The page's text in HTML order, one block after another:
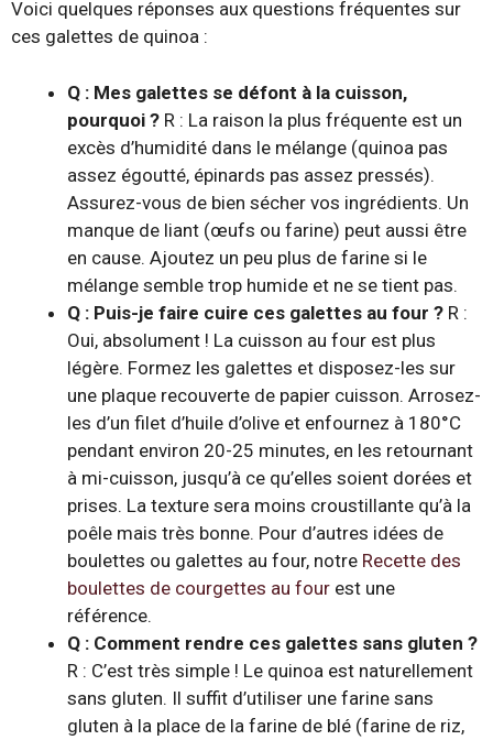
Voici quelques réponses aux questions fréquentes sur
ces galettes de quinoa :
Q : Mes galettes se défont à la cuisson,
pourquoi ? R : La raison la plus fréquente est un
excès d’humidité dans le mélange (quinoa pas
assez égoutté, épinards pas assez pressés).
Assurez-vous de bien sécher vos ingrédients. Un
manque de liant (œufs ou farine) peut aussi être
en cause. Ajoutez un peu plus de farine si le
mélange semble trop humide et ne se tient pas.
Q : Puis-je faire cuire ces galettes au four ? R :
Oui, absolument ! La cuisson au four est plus
légère. Formez les galettes et disposez-les sur
une plaque recouverte de papier cuisson. Arrosez-
les d’un filet d’huile d’olive et enfournez à 180°C
pendant environ 20-25 minutes, en les retournant
à mi-cuisson, jusqu’à ce qu’elles soient dorées et
prises. La texture sera moins croustillante qu’à la
poêle mais très bonne. Pour d’autres idées de
boulettes ou galettes au four, notre Recette des
boulettes de courgettes au four est une
référence.
Q : Comment rendre ces galettes sans gluten ?
R : C’est très simple ! Le quinoa est naturellement
sans gluten. Il suffit d’utiliser une farine sans
gluten à la place de la farine de blé (farine de riz,